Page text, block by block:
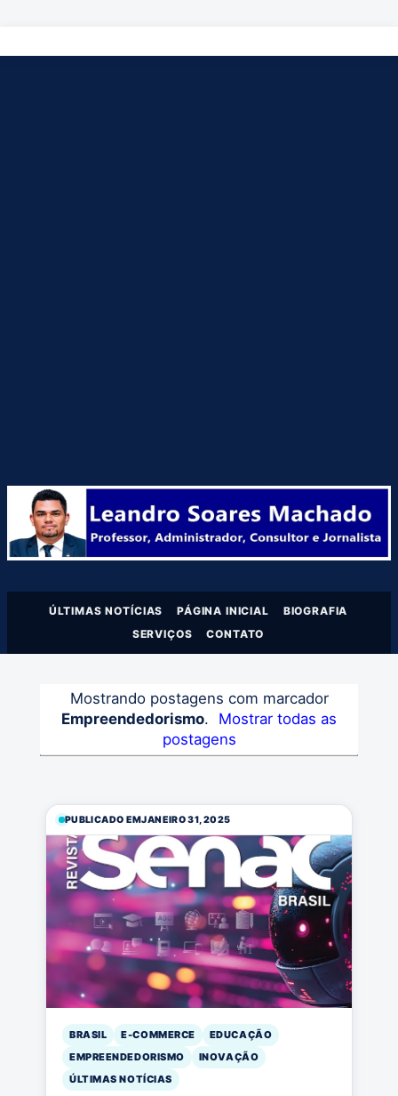
ÚLTIMAS NOTÍCIAS PÁGINA INICIAL
BIOGRAFIA
SERVIÇOS
CONTATO
Mostrando postagens com marcador
Empreendedorismo.
Mostrar todas as
postagens
PUBLICADO EMJANEIRO 31, 2025
BRASIL E-COMMERCE
EDUCAÇÃO
EMPREENDEDORISMO
INOVAÇÃO
ÚLTIMAS NOTÍCIAS